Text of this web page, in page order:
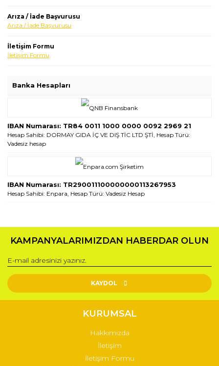
Arıza / İade Başvurusu
Arıza / İade Başvurusu
İletişim Formu
İletişim Formu
Banka Hesapları
IBAN Numarası: TR84 0011 1000 0000 0092 2969 21
Hesap Sahibi: DORMAY GIDA İÇ VE DIŞ TİC LTD ŞTİ, Hesap Türü:
Vadesiz hesap
IBAN Numarası: TR290011100000000113267953
Hesap Sahibi: Enpara, Hesap Türü: Vadesiz Hesap
KAMPANYALARIMIZDAN HABERDAR OLUN
KAYDOL
KURUMSAL
Hakkımızda
İletişim
İletişim Formu